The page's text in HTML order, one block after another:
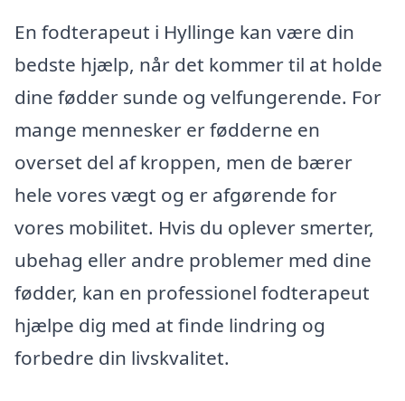
En fodterapeut i Hyllinge kan være din
bedste hjælp, når det kommer til at holde
dine fødder sunde og velfungerende. For
mange mennesker er fødderne en
overset del af kroppen, men de bærer
hele vores vægt og er afgørende for
vores mobilitet. Hvis du oplever smerter,
ubehag eller andre problemer med dine
fødder, kan en professionel fodterapeut
hjælpe dig med at finde lindring og
forbedre din livskvalitet.